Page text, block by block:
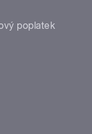
poplatek